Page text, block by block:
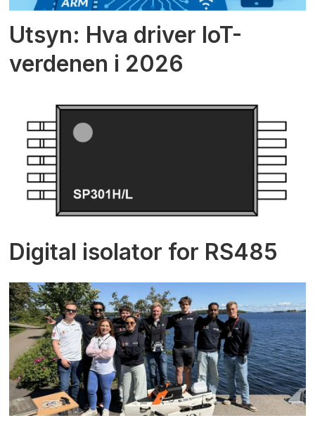
Utsyn: Hva driver IoT-
verdenen i 2026
Digital isolator for RS485